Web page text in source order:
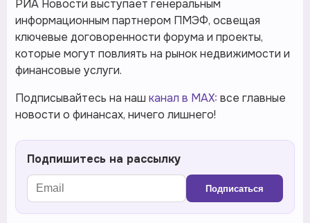
РИА Новости выступает генеральным
информационным партнером ПМЭФ, освещая
ключевые договоренности форума и проекты,
которые могут повлиять на рынок недвижимости и
финансовые услуги.
Подписывайтесь на наш канал в MAX: все главные
новости о финансах, ничего лишнего!
Подпишитесь на рассылку
Подписаться